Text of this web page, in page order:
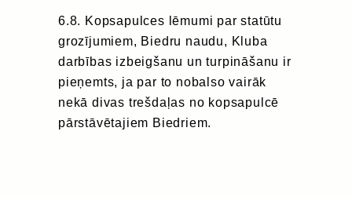
6.8. Kopsapulces lēmumi par statūtu
grozījumiem, Biedru naudu, Kluba
darbības izbeigšanu un turpināšanu ir
pieņemts, ja par to nobalso vairāk
nekā divas trešdaļas no kopsapulcē
pārstāvētajiem Biedriem.